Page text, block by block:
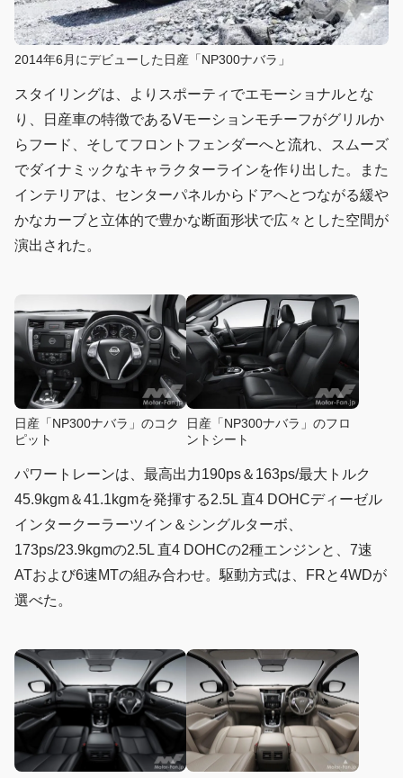
2014年6月にデビューした日産「NP300ナバラ」
スタイリングは、よりスポーティでエモーショナルとな
り、日産車の特徴であるVモーションモチーフがグリルか
らフード、そしてフロントフェンダーへと流れ、スムーズ
でダイナミックなキャラクターラインを作り出した。また
インテリアは、センターパネルからドアへとつながる緩や
かなカーブと立体的で豊かな断面形状で広々とした空間が
演出された。
日産「NP300ナバラ」のコク
ピット
日産「NP300ナバラ」のフロ
ントシート
パワートレーンは、最高出力190ps＆163ps/最大トルク
45.9kgm＆41.1kgmを発揮する2.5L 直4 DOHCディーゼル
インタークーラーツイン＆シングルターボ、
173ps/23.9kgmの2.5L 直4 DOHCの2種エンジンと、7速
ATおよび6速MTの組み合わせ。駆動方式は、FRと4WDが
選べた。